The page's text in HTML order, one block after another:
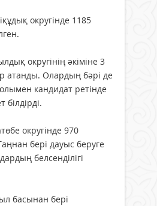
округінде 1185
округінің әкіміне 3
атанды. Олардың бәрі де
кандидат ретінде
білдірді.
округінде 970
бері дауыс беруге
белсенділігі
басынан бері